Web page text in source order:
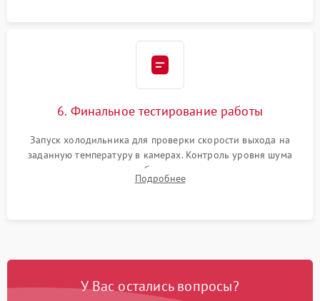
6. Финальное тестирование работы
Запуск холодильника для проверки скорости выхода на
заданную температуру в камерах. Контроль уровня шума
компрессора, отсутствия обмерзания стенок и корректного
срабатывания системы автоматической оттайки.
Подробнее
У Вас остались вопросы?